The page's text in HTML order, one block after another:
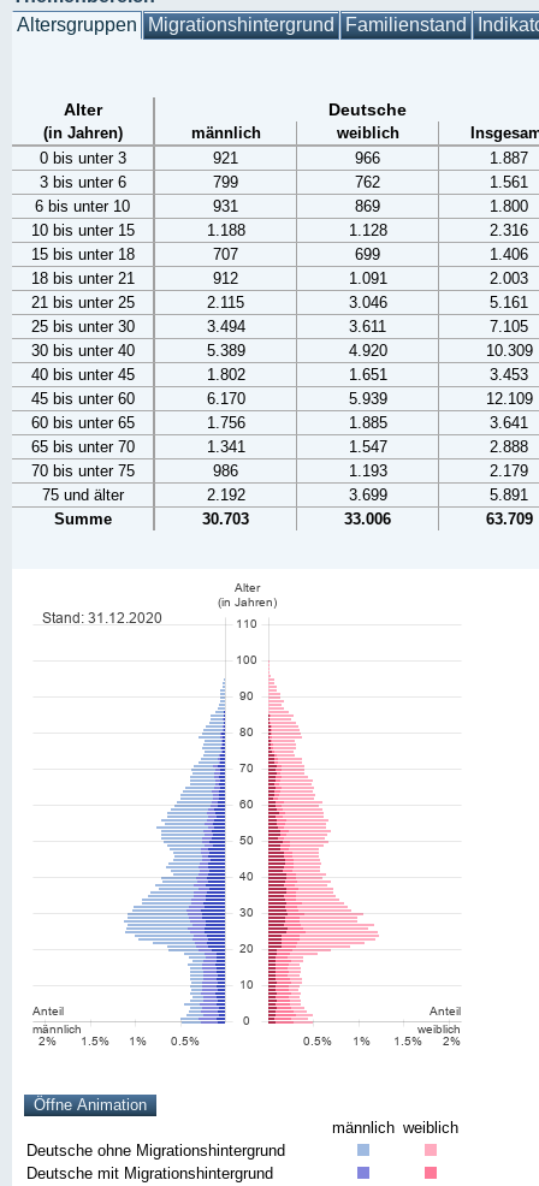
Altersgruppen Migrationshintergrund Familienstand
Alter Deutsche
(in Jahren) männlich weiblich
0 bis unter 3
921 966
1.887
3 bis unter 6
799 762
1.561
6 bis unter 10
931 869
1.800
10 bis unter 15
1.188 1.128
2.316
15 bis unter 18
707 699
1.406
18 bis unter 21
912 1.091
2.003
21 bis unter 25
2.115 3.046
5.161
25 bis unter 30
3.494 3.611
7.105
30 bis unter 40
5.389 4.920
10.309
40 bis unter 45
1.802 1.651
3.453
45 bis unter 60
6.170 5.939
12.109
60 bis unter 65
1.756 1.885
3.641
65 bis unter 70
1.341 1.547
2.888
70 bis unter 75
986 1.193
2.179
75 und älter
2.192 3.699
5.891
Summe
30.703 33.006 63.709
männlich weiblich
Deutsche ohne Migrationshintergrund
Deutsche mit Migrationshintergrund